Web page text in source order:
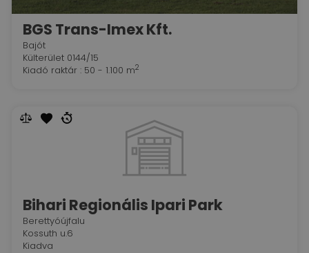
BGS Trans-Imex Kft.
Bajót
Külterület 0144/15
Kiadó raktár : 50 - 1.100 m2
Bihari Regionális Ipari Park
Berettyóújfalu
Kossuth u.6
Kiadva